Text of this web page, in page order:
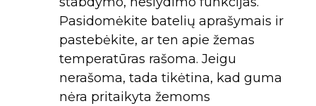
Pasidomėkite batelių aprašymais ir
pastebėkite, ar ten apie žemas
temperatūras rašoma. Jeigu
nerašoma, tada tikėtina, kad guma
nėra pritaikyta žemoms